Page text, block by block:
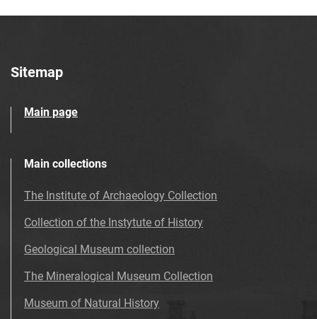
Sitemap
Main page
Main collections
The Institute of Archaeology Collection
Collection of the Instytute of History
Geological Museum collection
The Mineralogical Museum Collection
Museum of Natural History